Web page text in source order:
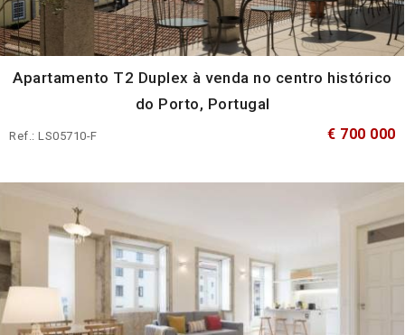
Apartamento T2 Duplex à venda no centro histórico
do Porto, Portugal
Ref.: LS05710-F € 700 000